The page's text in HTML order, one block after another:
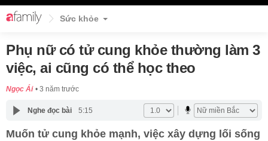
Sức khỏe
Phụ nữ có tử cung khỏe thường làm 3
việc, ai cũng có thể học theo
Ngọc Ái 3 năm trước
Nghe đọc bài 5:15
Muốn tử cung khỏe mạnh, việc xây dựng lối sống